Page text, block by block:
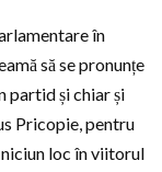
în
să se pronunțe
partid și chiar și
Pricopie, pentru
niciun loc în viitorul